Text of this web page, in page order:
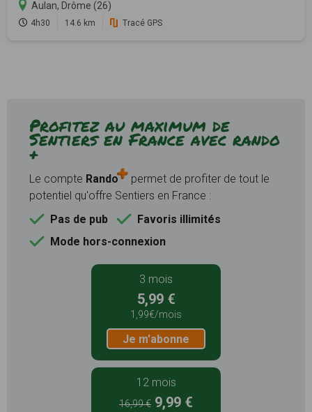
Aulan, Drôme (26)
4h30 14.6 km Tracé GPS
Profitez au maximum de
Sentiers en France avec rando
+
Le compte Rando
permet de profiter de tout le
potentiel qu'offre Sentiers en France :
Pas de pub
Favoris illimités
Mode hors-connexion
3 mois
5,99 €
1,99€/mois
Je m'abonne
12 mois
16,99 € 9,99 €